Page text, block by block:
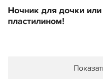
Ночник для дочки
пластилином!